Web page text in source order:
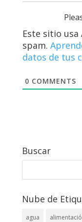
Este sitio
spam.
datos de tus
0 COMMENTS
Buscar
Nube de
agua